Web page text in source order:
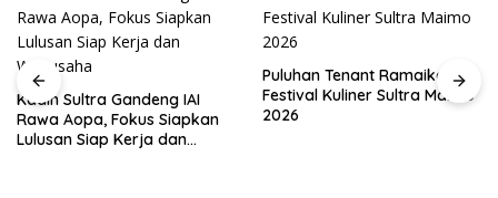
Puluhan Tenant Ramaikan
Festival Kuliner Sultra Maimo
2026
Tiga Kabupaten Sultra
Nikmati Layanan Imigrasi
Terintegrasi